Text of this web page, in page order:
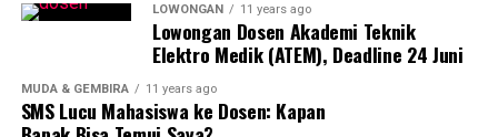
Keberlangsungan Book Club Semarang hingga saat ini
tidak terlepas dari peran pengurus yang memiliki
komitmen tinggi. Mereka tidak hanya mengatur jalannya
kegiatan, tetapi juga menciptakan ruang yang aman,
LOWONGAN 11 years ago
Lowongan Dosen Akademi Teknik
Elektro Medik (ATEM), Deadline 24 Juni
MUDA & GEMBIRA 11 years ago
SMS Lucu Mahasiswa ke Dosen: Kapan